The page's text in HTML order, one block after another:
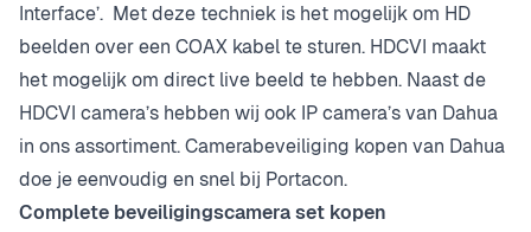
Interface’. Met deze techniek is het mogelijk om HD
beelden over een COAX kabel te sturen. HDCVI maakt
het mogelijk om direct live beeld te hebben. Naast de
HDCVI camera’s hebben wij ook IP camera’s van Dahua
in ons assortiment. Camerabeveiliging kopen van Dahua
doe je eenvoudig en snel bij Portacon.
Complete beveiligingscamera set kopen